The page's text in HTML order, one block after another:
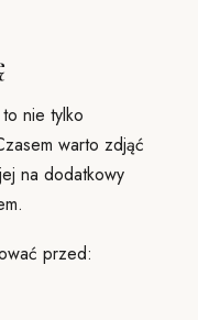
nie tylko
warto zdjąć
na dodatkowy
przed: